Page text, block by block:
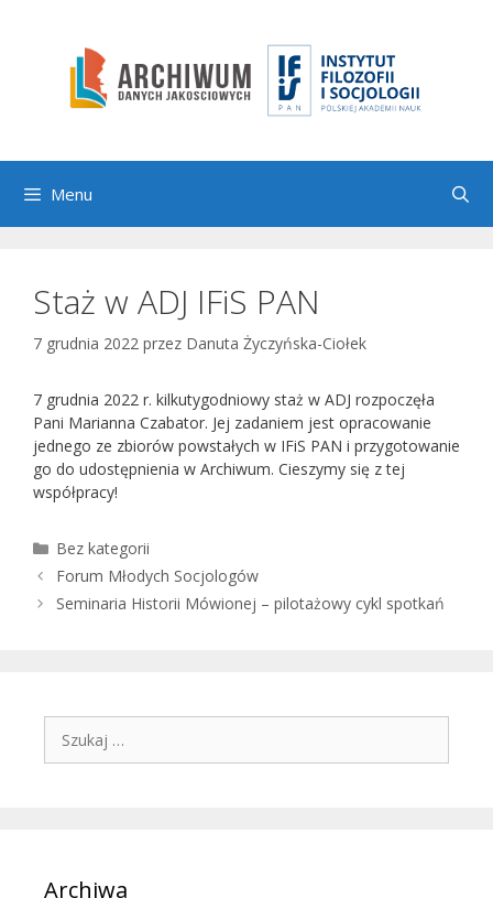
Menu
Staż w ADJ IFiS PAN
7 grudnia 2022 przez Danuta Życzyńska-Ciołek
7 grudnia 2022 r. kilkutygodniowy staż w ADJ rozpoczęła
Pani Marianna Czabator. Jej zadaniem jest opracowanie
jednego ze zbiorów powstałych w IFiS PAN i przygotowanie
go do udostępnienia w Archiwum. Cieszymy się z tej
współpracy!
Kategorie
Bez kategorii
Forum Młodych Socjologów
Seminaria Historii Mówionej – pilotażowy cykl spotkań
Szukaj:
Archiwa